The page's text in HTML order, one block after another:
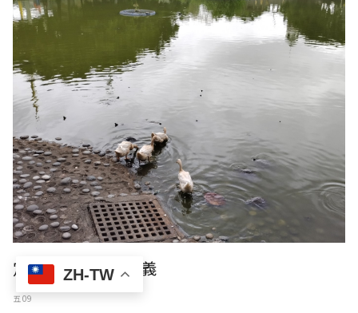
ZH-TW
定不定姓、無種姓義
五 09